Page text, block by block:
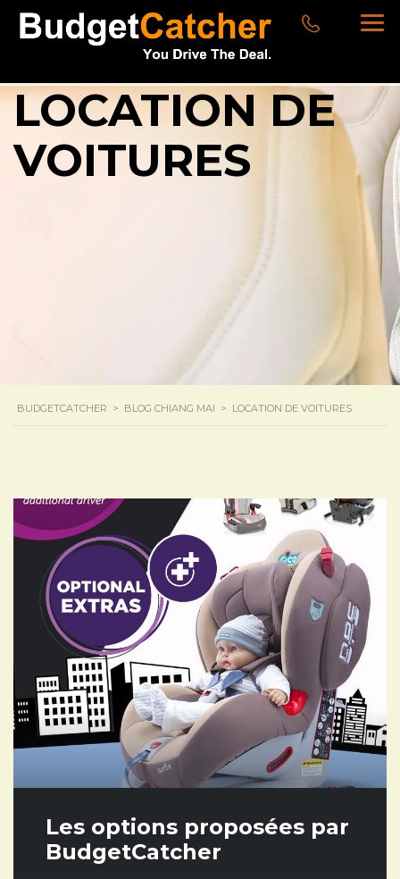
LOCATION DE
VOITURES
BUDGETCATCHER > BLOG CHIANG MAI > LOCATION DE VOITURES
Les options proposées par
BudgetCatcher